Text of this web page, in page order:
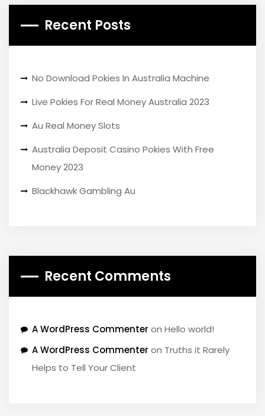
Recent Posts
No Download Pokies In Australia Machine
Live Pokies For Real Money Australia 2023
Au Real Money Slots
Australia Deposit Casino Pokies With Free
Money 2023
Blackhawk Gambling Au
Recent Comments
A WordPress Commenter on Hello world!
A WordPress Commenter on Truths it Rarely
Helps to Tell Your Client